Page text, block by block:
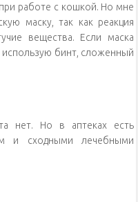
работе с кошкой. Но мне
маску, так как реакция
вещества. Если маска
использую бинт, сложенный
нет. Но в аптеках есть
и сходными лечебными